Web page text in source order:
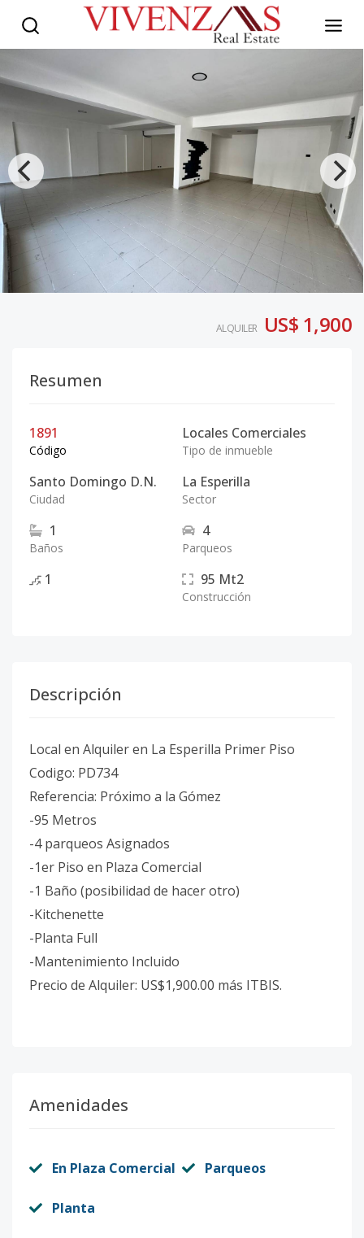
ALQUILER US$ 1,900
Resumen
1891
Código
Locales Comerciales
Tipo de inmueble
Santo Domingo D.N.
Ciudad
La Esperilla
Sector
1
Baños
4
Parqueos
1 95 Mt2
Construcción
Descripción
Local en Alquiler en La Esperilla Primer Piso
Codigo: PD734
Referencia: Próximo a la Gómez
-95 Metros
-4 parqueos Asignados
-1er Piso en Plaza Comercial
-1 Baño (posibilidad de hacer otro)
-Kitchenette
-Planta Full
-Mantenimiento Incluido
Precio de Alquiler: US$1,900.00 más ITBIS.
Amenidades
En Plaza Comercial Parqueos
Planta